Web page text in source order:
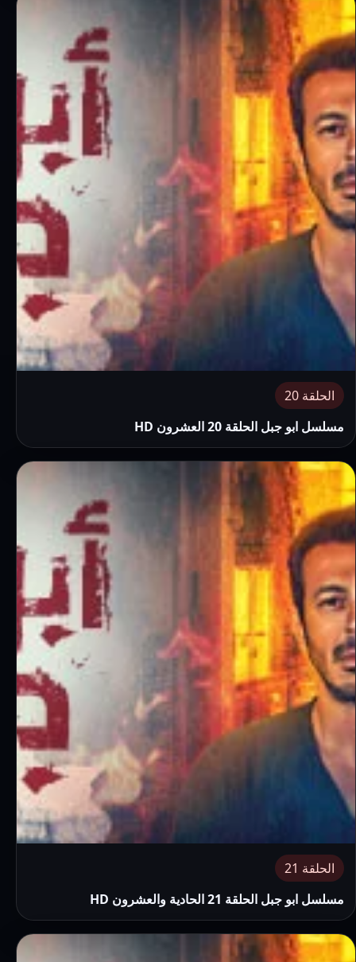
الحلقة 20
مسلسل ابو جبل الحلقة 20 العشرون HD
الحلقة 21
مسلسل ابو جبل الحلقة 21 الحادية والعشرون HD